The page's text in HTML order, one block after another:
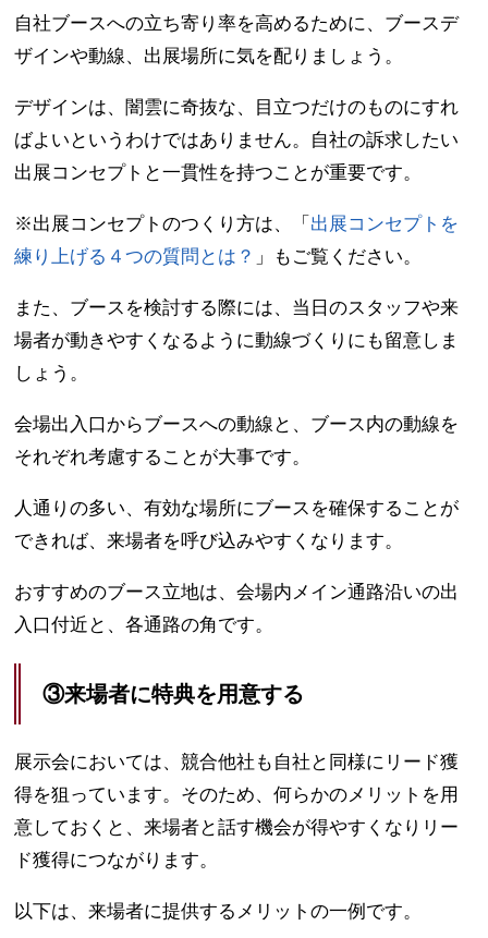
自社ブースへの立ち寄り率を高めるために、ブースデ
ザインや動線、出展場所に気を配りましょう。
デザインは、闇雲に奇抜な、目立つだけのものにすれ
ばよいというわけではありません。自社の訴求したい
出展コンセプトと一貫性を持つことが重要です。
※出展コンセプトのつくり方は、「 出展コンセプトを
練り上げる４つの質問とは？ 」もご覧ください。
また、ブースを検討する際には、当日のスタッフや来
場者が動きやすくなるように動線づくりにも留意しま
しょう。
会場出入口からブースへの動線と、ブース内の動線を
それぞれ考慮することが大事です。
人通りの多い、有効な場所にブースを確保することが
できれば、来場者を呼び込みやすくなります。
おすすめのブース立地は、会場内メイン通路沿いの出
入口付近と、各通路の角です。
③来場者に特典を用意する
展示会においては、競合他社も自社と同様にリード獲
得を狙っています。そのため、何らかのメリットを用
意しておくと、来場者と話す機会が得やすくなりリー
ド獲得につながります。
以下は、来場者に提供するメリットの一例です。